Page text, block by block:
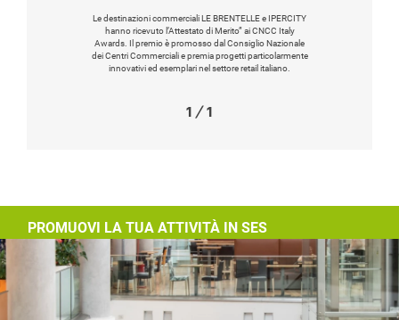
Le destinazioni commerciali LE BRENTELLE e IPERCITY
hanno ricevuto l’Attestato di Merito” ai CNCC Italy
Awards. Il premio è promosso dal Consiglio Nazionale
dei Centri Commerciali e premia progetti particolarmente
innovativi ed esemplari nel settore retail italiano.
1 /1
PROMUOVI LA TUA ATTIVITÀ IN SES